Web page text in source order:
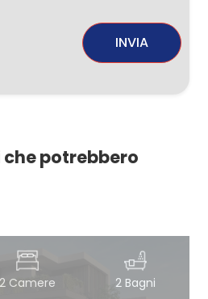
INVIA
potrebbero
2 Camere 2 Bagni